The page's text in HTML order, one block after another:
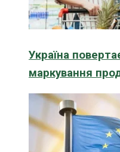
Україна
маркування